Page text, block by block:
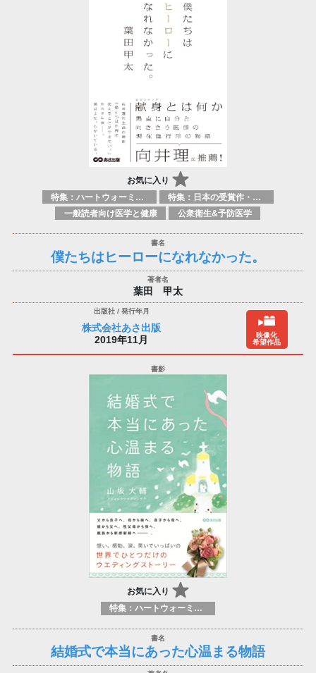
お気に入り
特集：ハートウォーミング
特集：日本の受賞作・ノミネート作品特集
一般読者向け医学と健康
公衆衛生&予防医学
僕たちはヒーローになれなかった。
葉田 甲太
株式会社あさ出版
2019年11月
映像化
希望作品
お気に入り
特集：ハートウォーミング
結婚式で本当にあった心温まる物語